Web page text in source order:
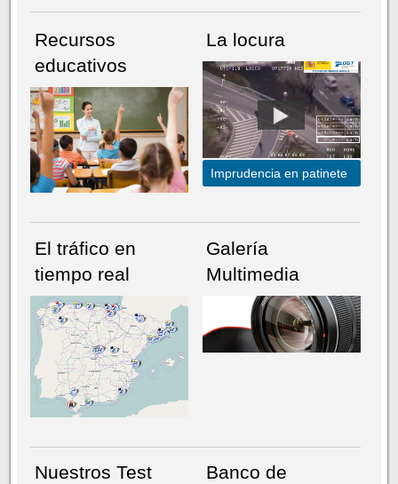
NÚMERO ACTUALHEMEROTECA
Recursos
educativos
La locura
Imprudencia en patinete
El tráfico en
tiempo real
Galería
Multimedia
Nuestros Test
Banco de